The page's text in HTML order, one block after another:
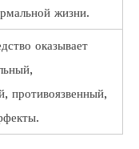
жизни.
оказывает
противоязвенный,